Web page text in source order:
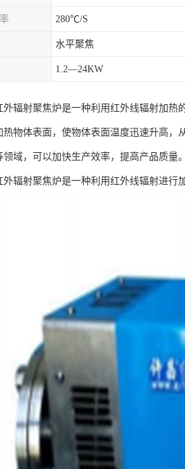
280℃/S
水平聚焦
1.2—24KW
外辐射聚焦炉是一种利用红外线辐射加热
热物体表面，使物体表面温度迅速升高，
领域，可以加快生产效率，提高产品质量。
外辐射聚焦炉是一种利用红外线辐射进行